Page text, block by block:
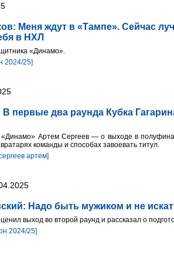
Меня ждут в «Тампе». Сейчас
в НХЛ
«Динамо».
2024/25]
первые два раунда Кубка
«Динамо» Артем Сергеев — о выходе в
команды и способах завоевать титул.
артем]
Надо быть мужиком и не
выход во второй раунд и рассказал о
2024/25]